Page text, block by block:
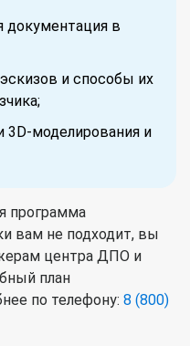
документация в
и способы их
3D-моделирования и
программа
вам не подходит, вы
центра ДПО и
план
по телефону: 8 (800)